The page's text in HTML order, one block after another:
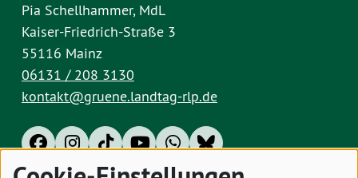
Pia Schellhammer, MdL
Kaiser-Friedrich-Straße 3
55116 Mainz
06131 / 208 3130
kontakt@gruene.landtag-rlp.de